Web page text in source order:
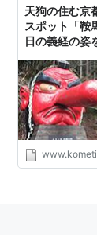
葉天狗...
天狗の住む京
スポット「鞍
日の義経の姿